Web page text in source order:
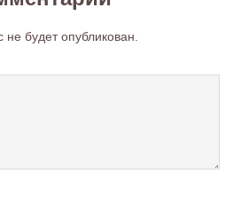
будет опубликован.